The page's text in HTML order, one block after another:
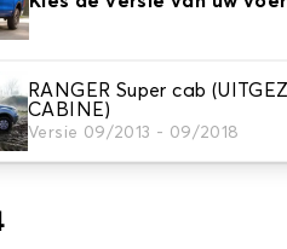
RANGER Super cab
CABINE)
Versie 09/2013 - 09/2018
voor uw behoeftes